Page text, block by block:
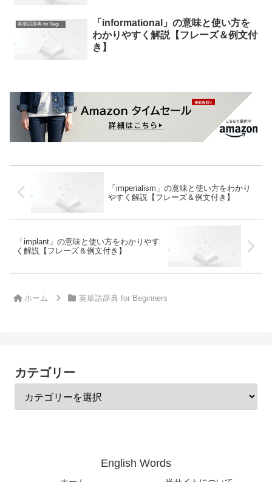
英単語辞典 for Beginners
「informational」の意味と使い方を
わかりやすく解説【フレーズ＆例文付
き】
「imperialism」の意味と使い方をわかり
やすく解説【フレーズ＆例文付き】
「implant」の意味と使い方をわかりやす
く解説【フレーズ＆例文付き】
ホーム 英単語辞典 for Beginners
カテゴリー
English Words